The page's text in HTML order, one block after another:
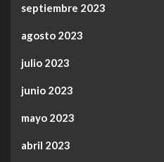
septiembre 2023
agosto 2023
julio 2023
junio 2023
mayo 2023
abril 2023